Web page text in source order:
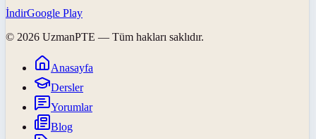
İndirGoogle Play
© 2026 UzmanPTE — Tüm hakları saklıdır.
Anasayfa
Dersler
Yorumlar
Blog